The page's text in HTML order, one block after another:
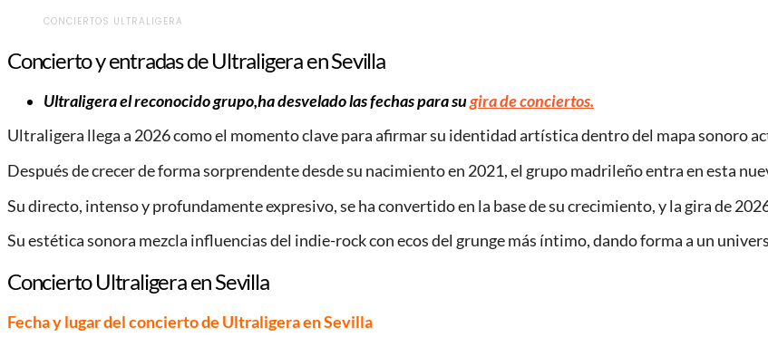
CONCIERTOS ULTRALIGERA
Concierto y entradas de Ultraligera en Sevilla
Ultraligera el reconocido grupo,ha desvelado las fechas para sugira de conciertos.
Ultraligera llega a 2026 como el momento clave para afirmar su identidad artística dentro del mapa sonoro
Después de crecer de forma sorprendente desde su nacimiento en 2021, el grupo madrileño entra en esta
Su directo, intenso y profundamente expresivo, se ha convertido en la base de su crecimiento, y la gira de
Su estética sonora mezcla influencias del indie-rock con ecos del grunge más íntimo, dando forma a un
Concierto Ultraligera en Sevilla
Fecha y lugar del concierto de Ultraligeraen Sevilla